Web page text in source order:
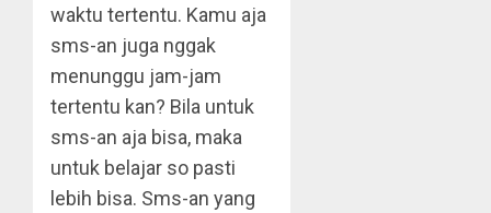
waktu tertentu. Kamu aja
sms-an juga nggak
menunggu jam-jam
tertentu kan? Bila untuk
sms-an aja bisa, maka
untuk belajar so pasti
lebih bisa. Sms-an yang